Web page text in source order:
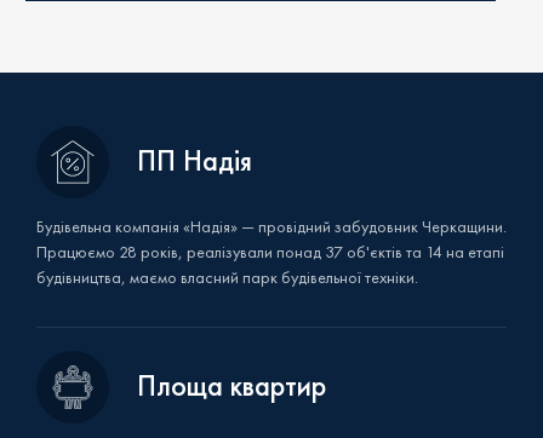
ПП Надія
Будівельна компанія «Надія» — провідний забудовник Черкащини.
Працюємо 28 років, реалізували понад 37 об'єктів та 14 на етапі
будівництва, маємо власний парк будівельної техніки.
Площа квартир